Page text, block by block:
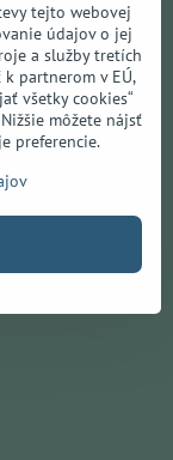
tejto webovej
údajov o jej
a služby tretích
partnerom v EÚ,
všetky cookies“
môžete nájsť
preferencie.